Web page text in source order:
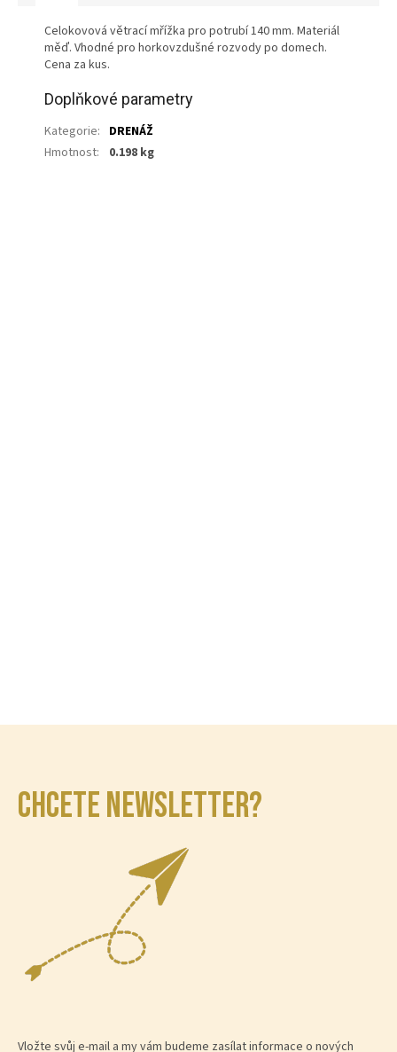
Celokovová větrací mřížka pro potrubí 140 mm. Materiál
měď. Vhodné pro horkovzdušné rozvody po domech.
Cena za kus.
Doplňkové parametry
Kategorie: DRENÁŽ
Hmotnost: 0.198 kg
CHCETE NEWSLETTER?
Vložte svůj e-mail a my vám budeme zasílat informace o nových